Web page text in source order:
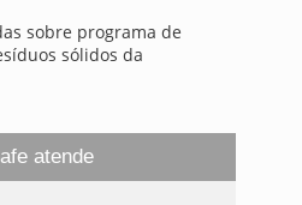
sobre programa de
sólidos da
atende